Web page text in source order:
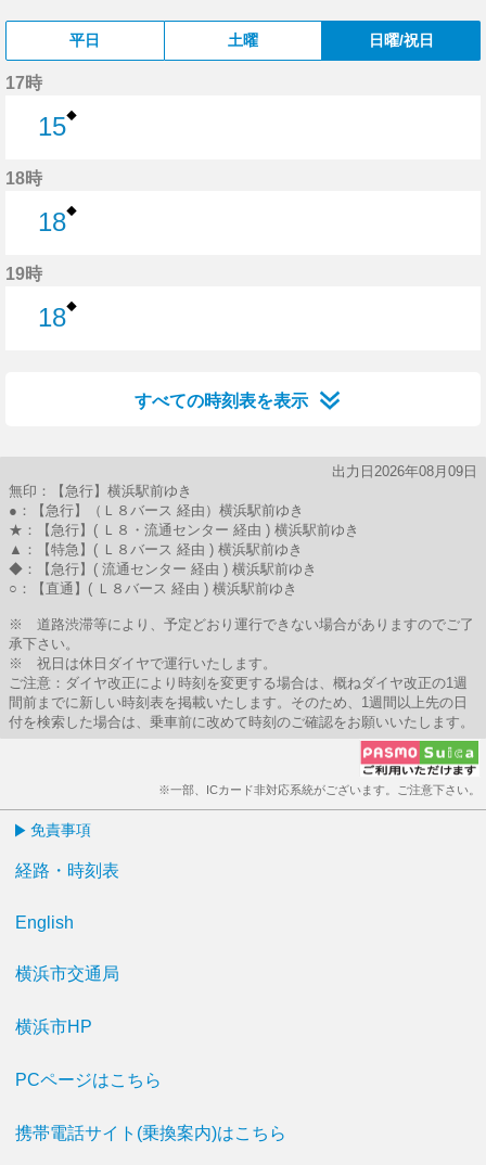
平日 土曜 日曜/祝日
17時
15◆
18時
18◆
19時
18◆
すべての時刻表を表示
出力日2026年08月09日
無印：【急行】横浜駅前ゆき
●：【急行】（Ｌ８バース 経由）横浜駅前ゆき
★：【急行】( Ｌ８・流通センター 経由 ) 横浜駅前ゆき
▲：【特急】( Ｌ８バース 経由 ) 横浜駅前ゆき
◆：【急行】( 流通センター 経由 ) 横浜駅前ゆき
○：【直通】( Ｌ８バース 経由 ) 横浜駅前ゆき
※ 道路渋滞等により、予定どおり運行できない場合がありますのでご了
承下さい。
※ 祝日は休日ダイヤで運行いたします。
ご注意：ダイヤ改正により時刻を変更する場合は、概ねダイヤ改正の1週
間前までに新しい時刻表を掲載いたします。そのため、1週間以上先の日
付を検索した場合は、乗車前に改めて時刻のご確認をお願いいたします。
※一部、ICカード非対応系統がございます。ご注意下さい。
免責事項
経路・時刻表
English
横浜市交通局
横浜市HP
PCページはこちら
携帯電話サイト(乗換案内)はこちら